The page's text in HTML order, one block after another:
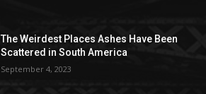
The Weirdest Places Ashes Have Been
Scattered in South America
September 4, 2023